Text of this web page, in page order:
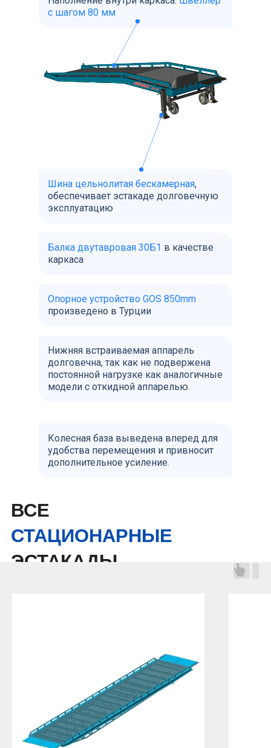
Нижняя встраиваемая аппарель
долговечна, так как не подвержена
постоянной нагрузке как аналогичные
модели с откидной аппарелью.
Опорное устройство GOS 850mm
произведено в Турции
Шина цельнолитая бескамерная,
обеспечивает эстакаде долговечную
эксплуатацию
Колесная база выведена вперед для
удобства перемещения и привносит
дополнительное усиление.
Балка двутавровая 30Б1 в качестве
каркаса
с шагом 80 мм
ВСЕ
СТАЦИОНАРНЫЕ
ЭСТАКАДЫ